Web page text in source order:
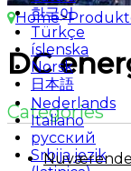
한국어
Türkçe
íslenska
Norsk
日本語
Nederlands
Italiano
русский
Srbija jezik
Home>
DC
Categories